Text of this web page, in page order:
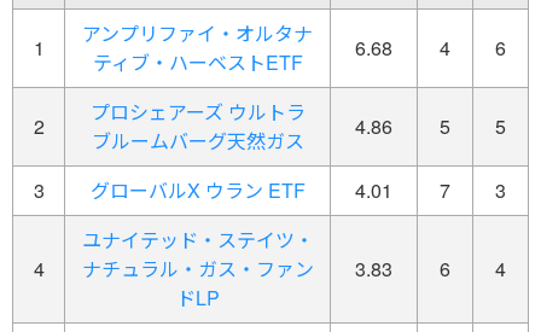
1
アンプリファイ・オルタナ
ティブ・ハーベストETF
6.68 4 6
2
プロシェアーズ ウルトラ
ブルームバーグ天然ガス
4.86 5 5
3 グローバルX ウラン ETF 4.01 7 3
4
ユナイテッド・ステイツ・
ナチュラル・ガス・ファン
ドLP
3.83 6 4